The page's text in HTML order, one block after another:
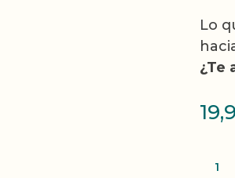
Lo
¿Te